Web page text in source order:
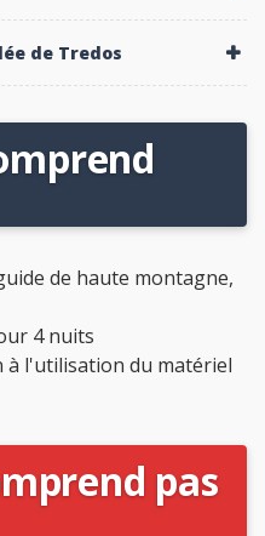
de Tredos
de haute montagne,
4 nuits
l'utilisation du matériel
pas